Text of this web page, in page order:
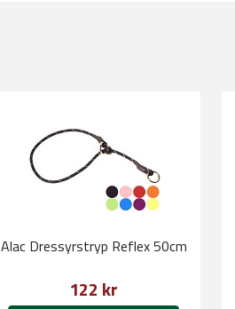
Alac Dressyrstryp Reflex 50cm
122 kr